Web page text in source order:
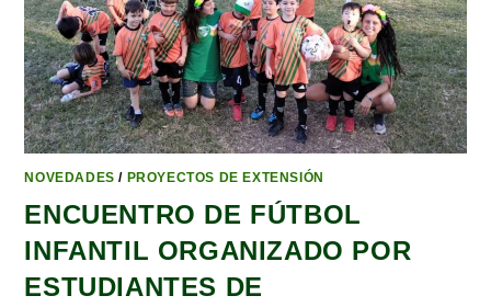
NOVEDADES / PROYECTOS DE EXTENSIÓN
ENCUENTRO DE FÚTBOL
INFANTIL ORGANIZADO POR
ESTUDIANTES DE